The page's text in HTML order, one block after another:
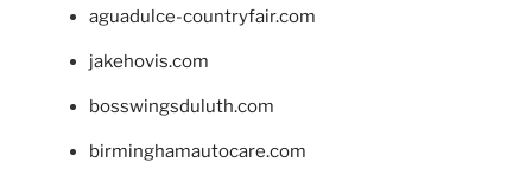
aguadulce-countryfair.com
jakehovis.com
bosswingsduluth.com
birminghamautocare.com